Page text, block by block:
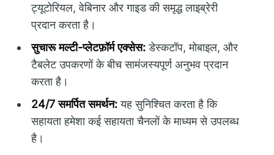
ट्यूटोरियल, वेबिनार और गाइड की समृद्ध लाइब्रेरी
प्रदान करता है।
सुचारू मल्टी-प्लेटफ़ॉर्म एक्सेस:डेस्कटॉप, मोबाइल, और
टैबलेट उपकरणों के बीच सामंजस्यपूर्ण अनुभव प्रदान
करता है।
24/7 समर्पित समर्थन:यह सुनिश्चित करता है कि
सहायता हमेशा कई सहायता चैनलों के माध्यम से उपलब्ध
है।